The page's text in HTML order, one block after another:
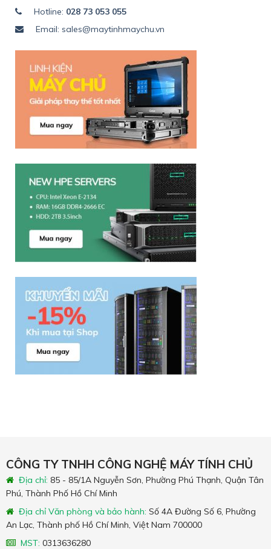
Hotline: 028 73 053 055
Email: sales@maytinhmaychu.vn
CÔNG TY TNHH CÔNG NGHỆ MÁY TÍNH CHỦ
Địa chỉ: 85 - 85/1A Nguyễn Sơn, Phường Phú Thạnh, Quận Tân
Phú, Thành Phố Hồ Chí Minh
Địa chỉ Văn phòng và bảo hành: Số 4A Đường Số 6, Phường
An Lạc, Thành phố Hồ Chí Minh, Việt Nam 700000
MST: 0313636280